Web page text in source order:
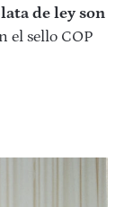
de ley son
el sello COP